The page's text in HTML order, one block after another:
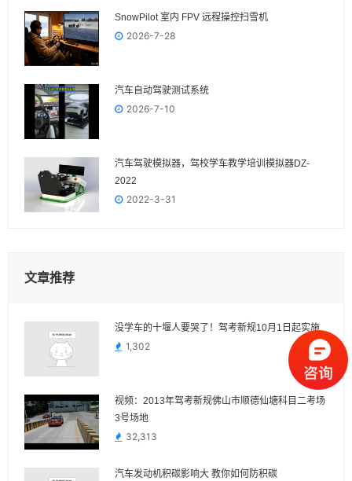
SnowPilot 室内 FPV 远程操控扫雪机
2026-7-28
汽车自动驾驶测试系统
2026-7-10
汽车驾驶模拟器，驾校学车教学培训模拟器DZ-
2022
2022-3-31
文章推荐
没学车的十堰人要哭了！驾考新规10月1日起实施
1,302
视频：2013年驾考新规佛山市顺德仙塘科目二考场
3号场地
32,313
汽车发动机积碳影响大 教你如何防积碳